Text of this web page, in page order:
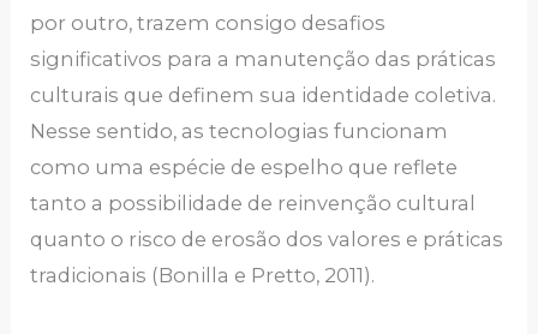
por outro, trazem consigo desafios
significativos para a manutenção das práticas
culturais que definem sua identidade coletiva.
Nesse sentido, as tecnologias funcionam
como uma espécie de espelho que reflete
tanto a possibilidade de reinvenção cultural
quanto o risco de erosão dos valores e práticas
tradicionais (Bonilla e Pretto, 2011).